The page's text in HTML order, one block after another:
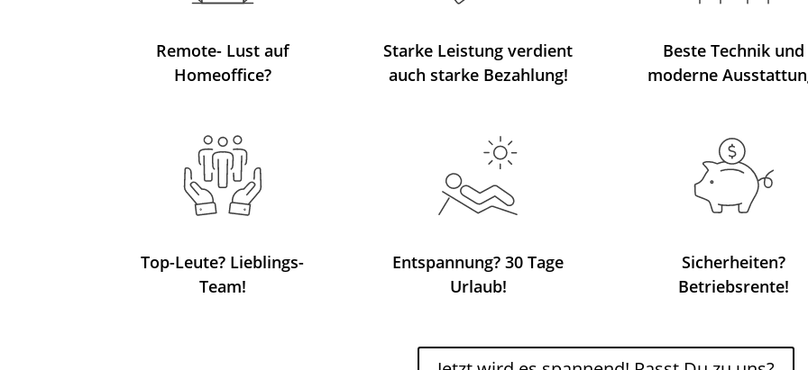
Remote- Lust auf
Homeoffice?
Starke Leistung verdient
auch starke Bezahlung!
Beste Technik und
moderne
Top-Leute? Lieblings-
Team!
Entspannung? 30 Tage
Urlaub!
Sicherheiten?
Betriebsrente!